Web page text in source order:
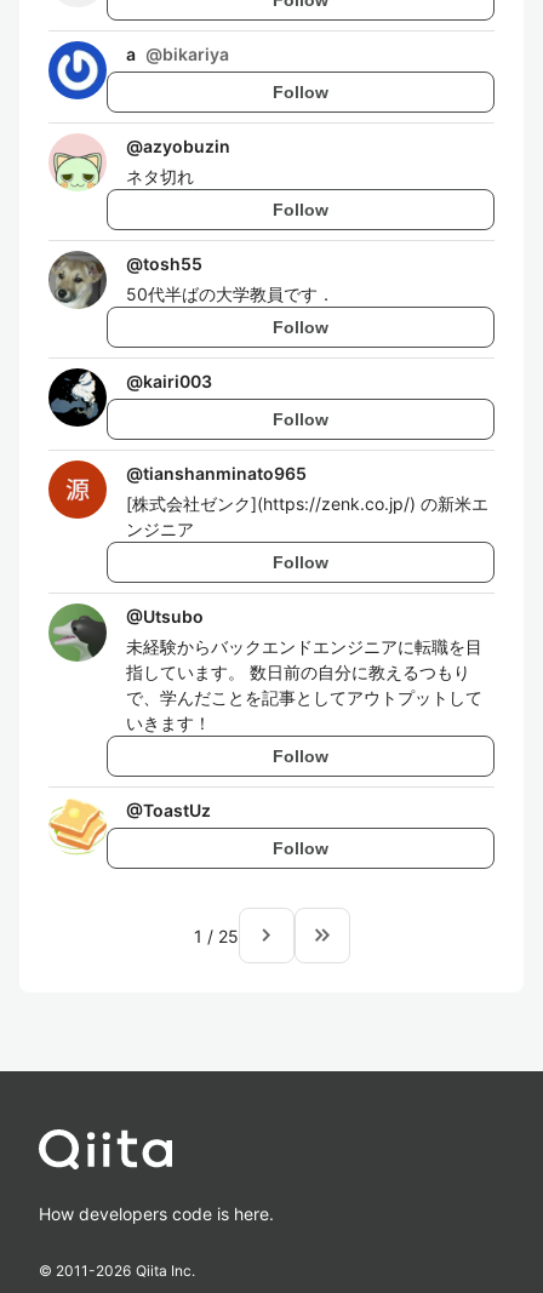
a @bikariya
Follow
@azyobuzin
ネタ切れ
Follow
@tosh55
50代半ばの大学教員です．
Follow
@kairi003
Follow
@tianshanminato965
[株式会社ゼンク](https://zenk.co.jp/) の新米エ
ンジニア
Follow
@Utsubo
未経験からバックエンドエンジニアに転職を目
指しています。 数日前の自分に教えるつもり
で、学んだことを記事としてアウトプットして
いきます！
Follow
@ToastUz
Follow
1 / 25 navigate_next keyboard_double_arrow_right
How developers code is here.
© 2011-2026 Qiita Inc.